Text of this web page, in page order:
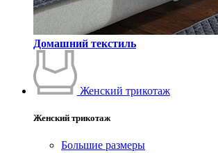
Домашний текстиль
Женский трикотаж
Женский трикотаж
Большие размеры